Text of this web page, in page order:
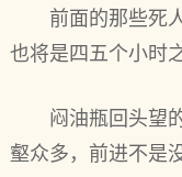
前面的那些死
也将是四五个小时
闷油瓶回头望
壑众多，前进不是